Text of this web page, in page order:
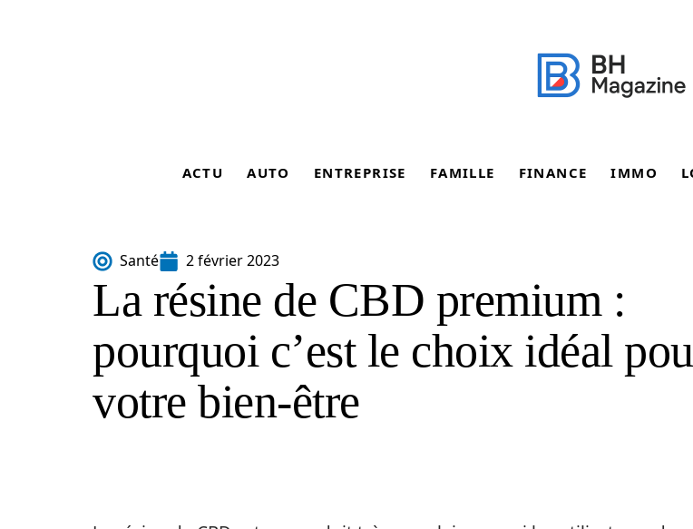
ACTU AUTO ENTREPRISE FAMILLE FINANCE IMMO
Santé 2 février 2023
La résine de CBD premium :
pourquoi c’est le choix idéal
votre bien-être